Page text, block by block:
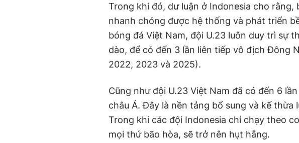
Trong khi đó, dư luận ở Indonesia cho
nhanh chóng được hệ thống và phát triển
bóng đá Việt Nam, đội U.23 luôn duy trì sự
dào, để có đến 3 lần liên tiếp vô địch Đông
2022, 2023 và 2025).
Cũng như đội U.23 Việt Nam đã có đến 6
châu Á. Đây là nền tảng bổ sung và kế thừa
Trong khi các đội Indonesia chỉ chạy theo
mọi thứ bão hòa, sẽ trở nên hụt hẫng.